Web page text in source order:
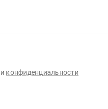
и конфиденциальности